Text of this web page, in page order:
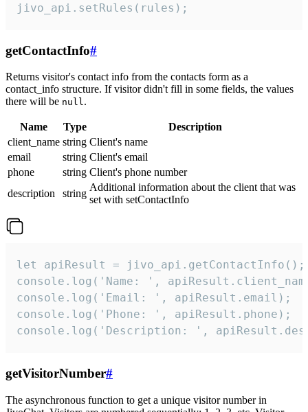
jivo_api.setRules(rules);
getContactInfo#
Returns visitor's contact info from the contacts form as a
contact_info structure. If visitor didn't fill in some fields, the values
there will be null.
Name Type
Description
client_name string Client's name
email
string Client's email
phone
string Client's phone number
description
string
Additional information about the client that was
set with setContactInfo
let apiResult = jivo_api.getContactInfo();
console.log('Name: ',
console.log('Email: ', apiResult.email);
console.log('Phone: ', apiResult.phone);
console.log('Description: ',
getVisitorNumber#
The asynchronous function to get a unique visitor number in